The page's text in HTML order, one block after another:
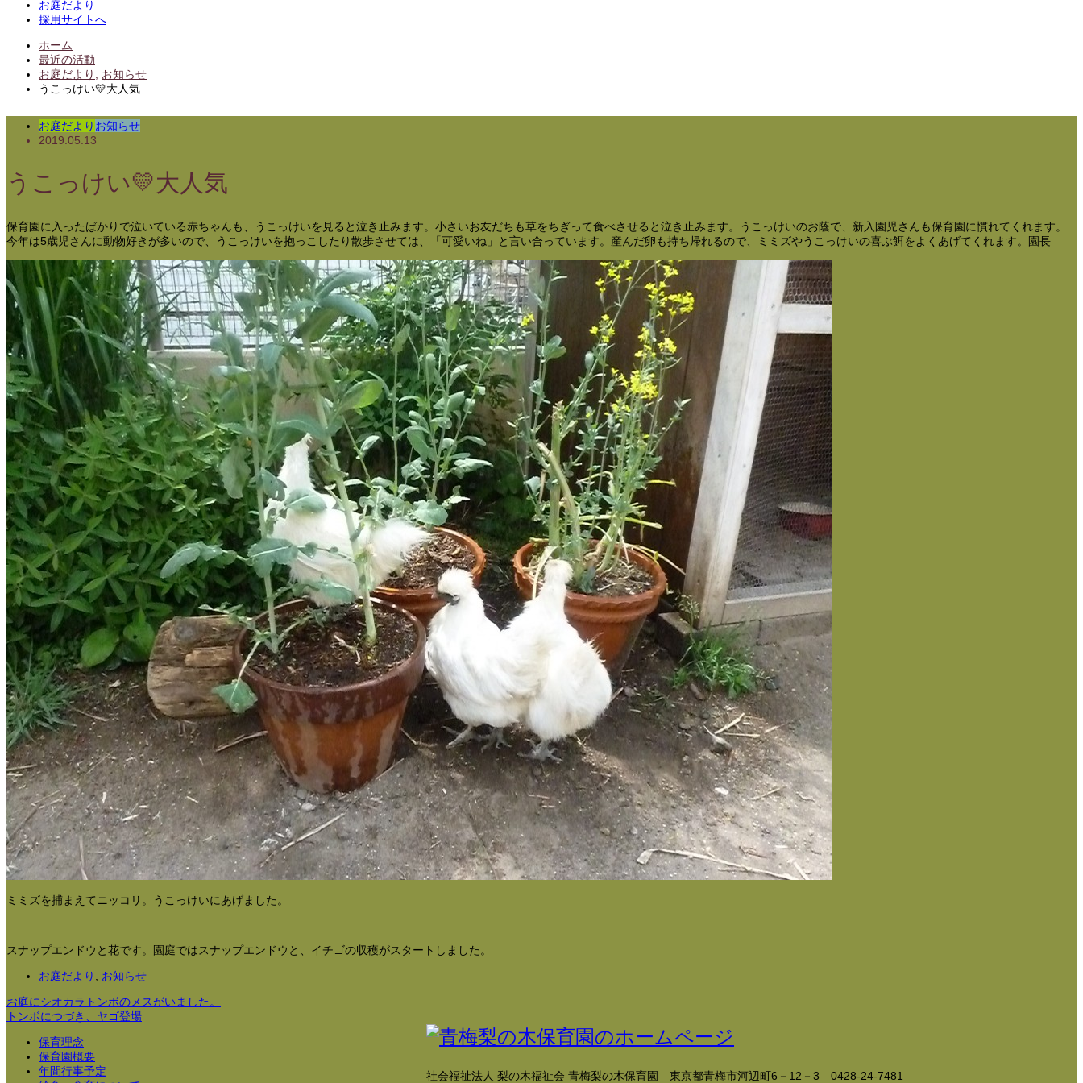
お庭だより
採用サイトへ
ホーム
最近の活動
お庭だより
お知らせ
うこっけい💛大人気
お庭だより お知らせ
2019.05.13
うこっけい💛大人気
保育園に入ったばかりで泣いている赤ちゃんも、うこっけいを見ると泣き止みます。小さいお友だちも草をちぎって食べさせると泣き止みます。うこっけいのお蔭で、新入園児さんも保育園に慣れてくれます。
今年は5歳児さんに動物好きが多いので、うこっけいを抱っこしたり散歩させては、「可愛いね」と言い合っています。産んだ卵も持ち帰れるので、ミミズやうこっけいの喜ぶ餌をよくあげてくれます。園長
ミミズを捕まえてニッコリ。うこっけいにあげました。
スナップエンドウと花です。園庭ではスナップエンドウと、イチゴの収穫がスタートしました。
お庭だより
お知らせ
お庭にシオカラトンボのメスがいました。
トンボにつづき、ヤゴ登場
保育理念
保育園概要
年間行事予定
社会福祉法人 梨の木福祉会 青梅梨の木保育園 東京都青梅市河辺町6－12－3 0428-24-7481